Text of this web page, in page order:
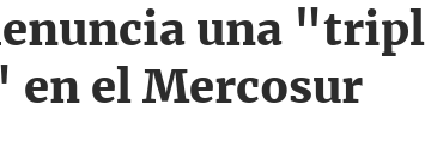
una
en el Mercosur